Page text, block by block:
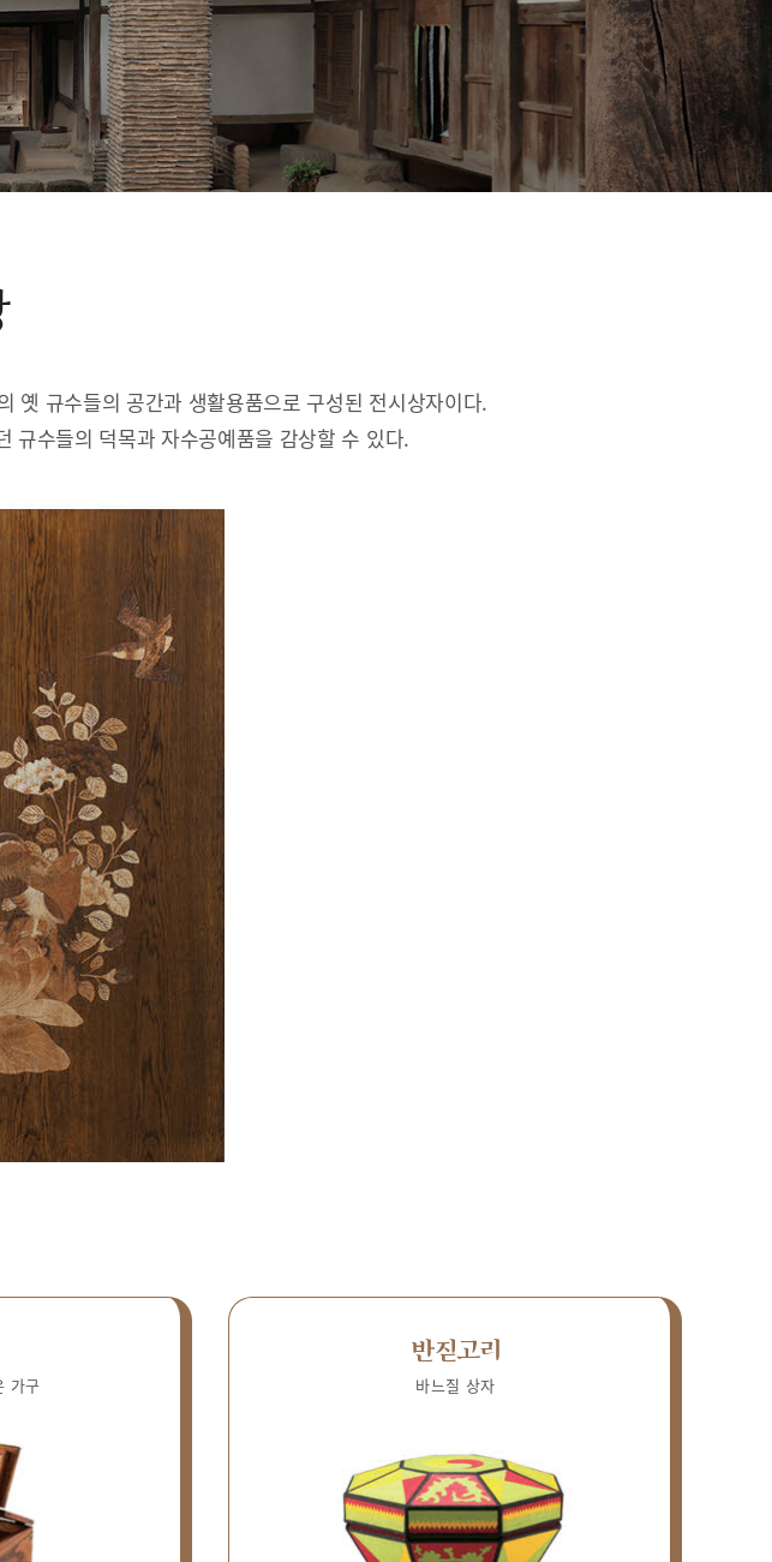
옛 규수들의 공간과 생활용품으로 구성된 전시상자이다.
규수들의 덕목과 자수공예품을 감상할 수 있다.
가구
반짇고리
바느질 상자